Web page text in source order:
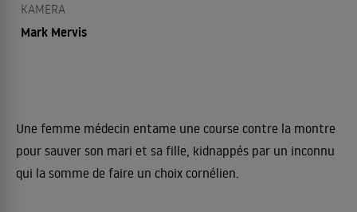
KAMERA
Mark Mervis
Une femme médecin entame une course contre la montre
pour sauver son mari et sa fille, kidnappés par un inconnu
qui la somme de faire un choix cornélien.